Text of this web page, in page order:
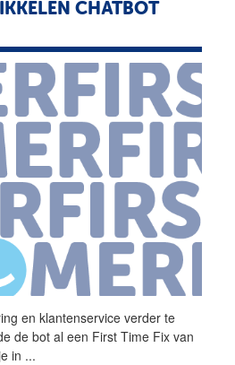
CHATBOT
en klantenservice verder te
de bot al een First Time Fix van
in ...